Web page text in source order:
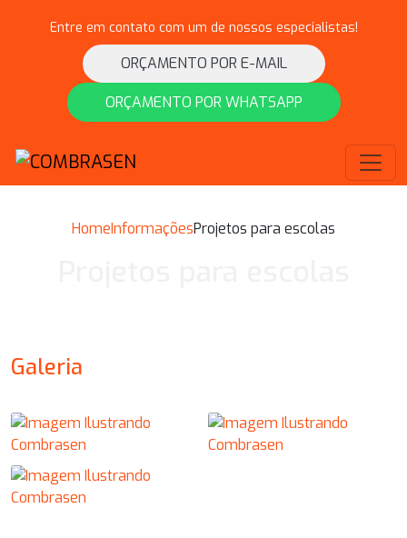
Entre em contato com um de nossos especialistas!
ORÇAMENTO POR E-MAIL
ORÇAMENTO POR WHATSAPP
HomeInformaçõesProjetos para escolas
Galeria